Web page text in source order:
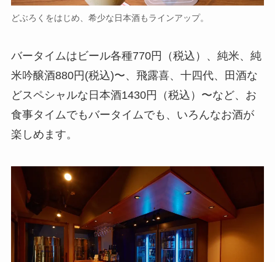
どぶろくをはじめ、希少な日本酒もラインアップ。
バータイムはビール各種770円（税込）、純米、純
米吟醸酒880円(税込)〜、飛露喜、十四代、田酒な
どスペシャルな日本酒1430円（税込）〜など、お
食事タイムでもバータイムでも、いろんなお酒が
楽しめます。